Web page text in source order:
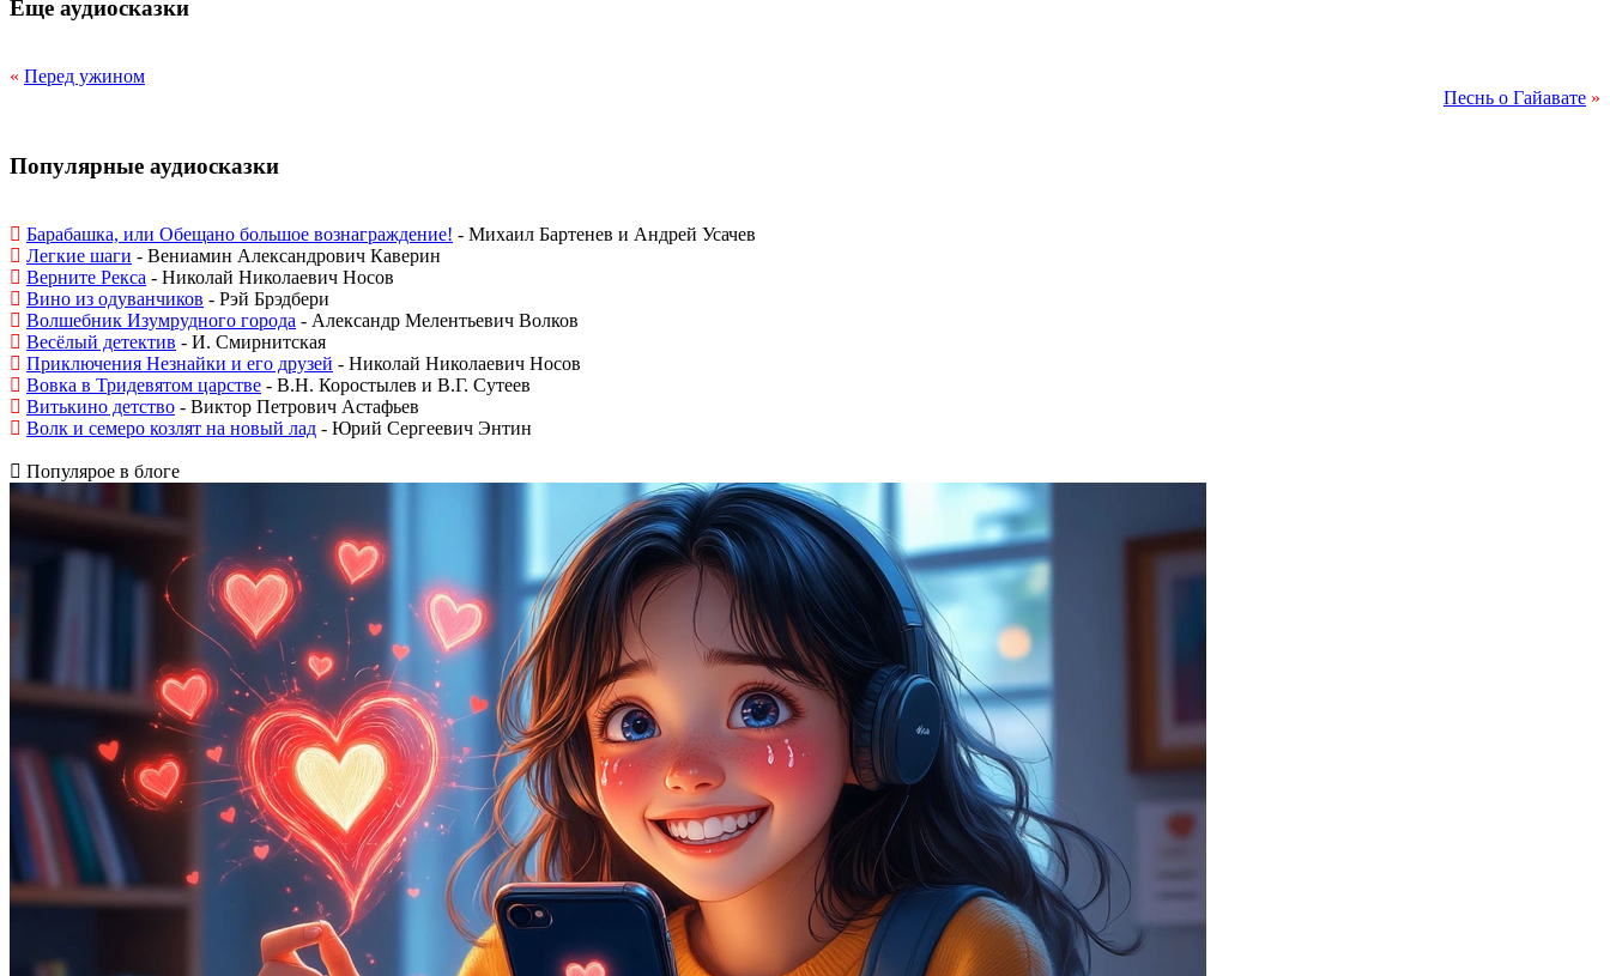
Еще аудиосказки
« Перед ужином
Песнь о Гайавате »
Популярные аудиосказки
Барабашка, или Обещано большое вознаграждение! - Михаил Бартенев и Андрей Усачев
Легкие шаги - Вениамин Александрович Каверин
Верните Рекса - Николай Николаевич Носов
Вино из одуванчиков - Рэй Брэдбери
Волшебник Изумрудного города - Александр Мелентьевич Волков
Весёлый детектив - И. Смирнитская
Приключения Незнайки и его друзей - Николай Николаевич Носов
Вовка в Тридевятом царстве - В.Н. Коростылев и В.Г. Сутеев
Витькино детство - Виктор Петрович Астафьев
Волк и семеро козлят на новый лад - Юрий Сергеевич Энтин
Популярое в блоге